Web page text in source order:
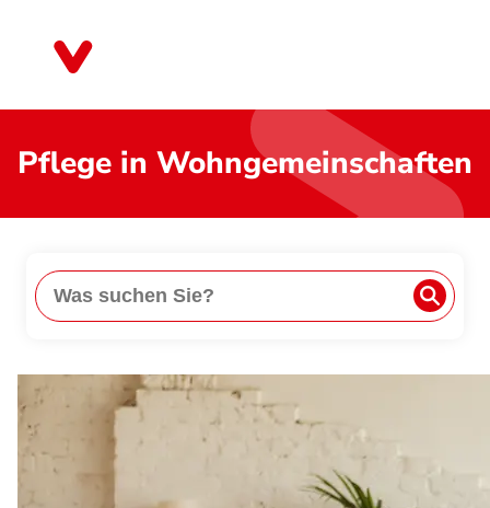
Pflege in Wohngemeinschaften